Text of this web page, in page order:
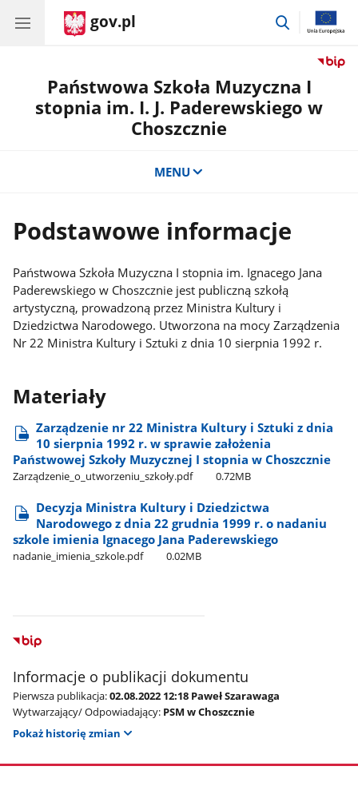
gov.pl
przejdź
Państwowa Szkoła Muzyczna I
stopnia im. I. J. Paderewskiego w
Choszcznie
MENU
Podstawowe informacje
Państwowa Szkoła Muzyczna I stopnia im. Ignacego Jana
Paderewskiego w Choszcznie jest publiczną szkołą
artystyczną, prowadzoną przez Ministra Kultury i
Dziedzictwa Narodowego. Utworzona na mocy Zarządzenia
Nr 22 Ministra Kultury i Sztuki z dnia 10 sierpnia 1992 r.
Materiały
Zarządzenie nr 22 Ministra Kultury i Sztuki z dnia
10 sierpnia 1992 r. w sprawie założenia
Państwowej Szkoły Muzycznej I stopnia w Choszcznie
Zarządzenie​_o​_utworzeniu​_szkoły.pdf 0.72MB
Decyzja Ministra Kultury i Dziedzictwa
Narodowego z dnia 22 grudnia 1999 r. o nadaniu
szkole imienia Ignacego Jana Paderewskiego
nadanie​_imienia​_szkole.pdf 0.02MB
Informacje o publikacji dokumentu
Pierwsza publikacja:02.08.2022 12:18 Paweł Szarawaga
Wytwarzający/ Odpowiadający: PSM w Choszcznie
Pokaż historię zmian